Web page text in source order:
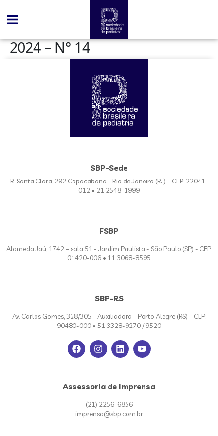
2024 – N° 14
SBP-Sede
R. Santa Clara, 292 Copacabana - Rio de Janeiro (RJ) - CEP: 22041-
012 • 21 2548-1999
FSBP
Alameda Jaú, 1742 – sala 51 - Jardim Paulista - São Paulo (SP) - CEP:
01420-006 • 11 3068-8595
SBP-RS
Av. Carlos Gomes, 328/305 - Auxiliadora - Porto Alegre (RS) - CEP:
90480-000 • 51 3328-9270 / 9520
Assessoria de Imprensa
(21) 2256-6856
imprensa@sbp.com.br